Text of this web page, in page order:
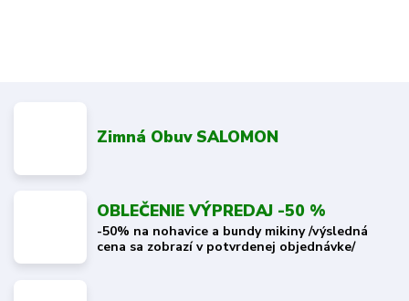
Zimná Obuv SALOMON
OBLEČENIE VÝPREDAJ -50 %
-50% na nohavice a bundy mikiny /výsledná
cena sa zobrazí v potvrdenej objednávke/